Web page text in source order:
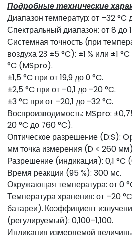
Подробные технические
Диапазон температур: от –32
Спектральный диапазон: от 8 до
Системная точность (при
воздуха 23 ±5 °C): ±1 % или ±1
°C (MSpro).
±1,5 °C при от 19,9 до 0 °C.
±2,5 °C при от –0,1 до –20 °C.
±3 °C при от –20,1 до –32 °C.
Воспроизводимость: MSpro:
20 °C до 760 °C).
Оптическое разрешение (D:S):
мм точка измерения (D < 260
Разрешение (индикация): 0,1 °C
Время реакции (95 %): 300 мс.
Окружающая температура: от 0
Температура хранения: от –20
батареи). Коэффициент
(регулируемый): 0,100–1,100.
Индикация измеряемой